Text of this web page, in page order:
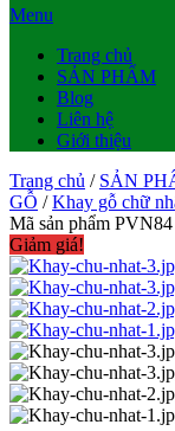
Menu
Trang chủ
SẢN PHẨM
Blog
Liên hệ
Giới thiệu
Trang chủ / SẢN
GỖ /Khay gỗ chữ
Mã sản phẩm PVN84
Giảm giá!